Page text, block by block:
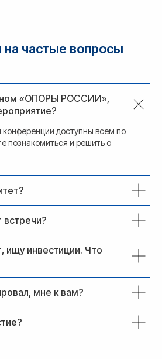
частые вопросы
«ОПОРЫ РОССИИ»,
доступны всем по
познакомиться и решить о
встречи?
ищу инвестиции. Что
мне к вам?